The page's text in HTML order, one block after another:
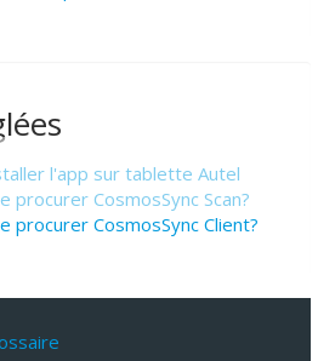
l'app sur tablette Autel
procurer CosmosSync Scan?
procurer CosmosSync Client?